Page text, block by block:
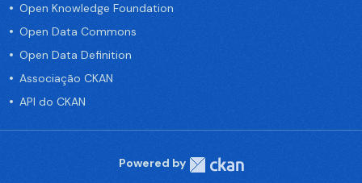
Open Knowledge Foundation
Open Data Commons
Open Data Definition
Associação CKAN
API do CKAN
Powered by